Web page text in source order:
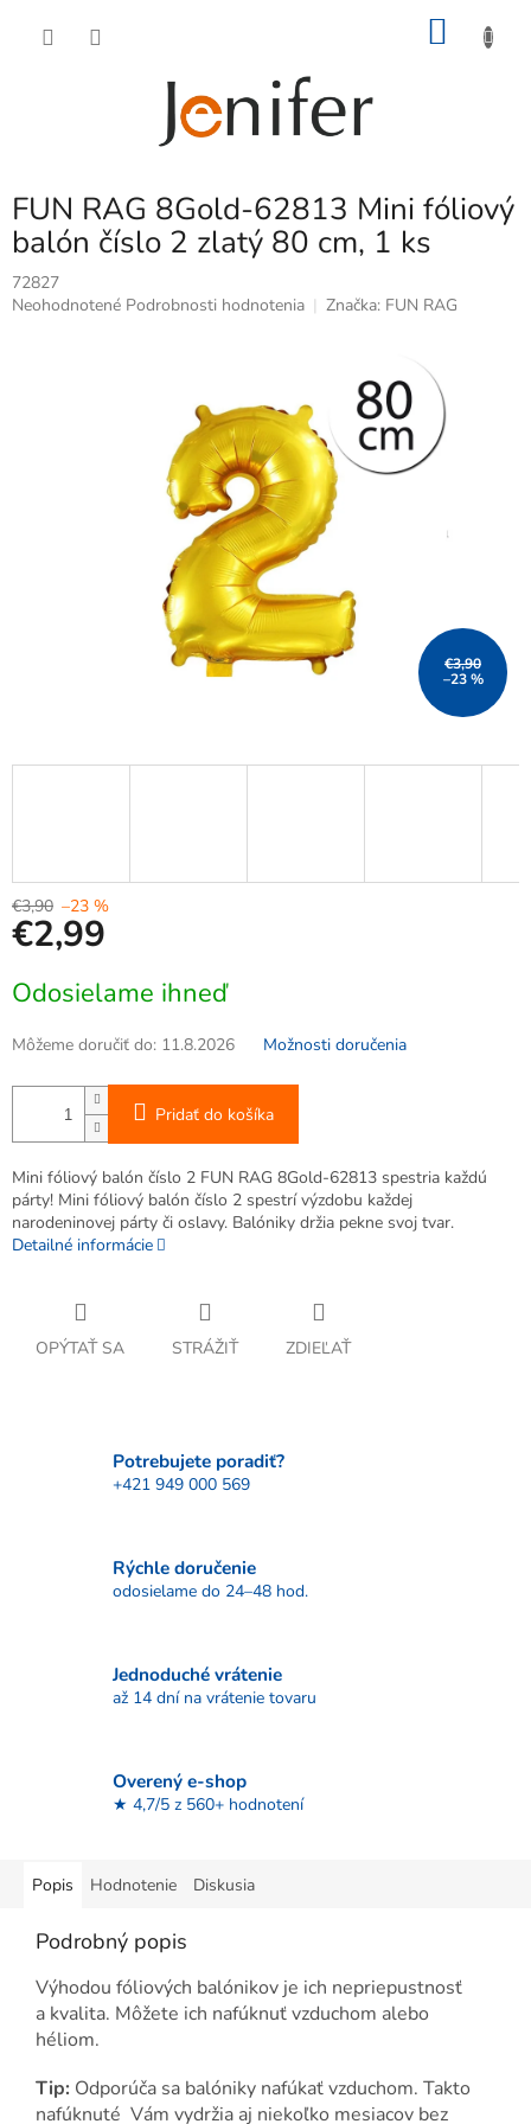
FUN RAG 8Gold-62813 Mini fóliový
balón číslo 2 zlatý 80 cm, 1 ks
72827
Priemerné
Neohodnotené Podrobnosti hodnotenia Značka: FUN RAG
€3,90
–23 %
€3,90 –23 %
€2,99
cena:
Odosielame ihneď
Môžeme doručiť do: 11.8.2026 Možnosti doručenia
Pridať do košíka
Mini fóliový balón číslo 2 FUN RAG 8Gold-62813 spestria každú
párty! Mini fóliový balón číslo 2 spestrí výzdobu každej
narodeninovej párty či oslavy. Balóniky držia pekne svoj tvar.
Detailné informácie
OPÝTAŤ SA STRÁŽIŤ ZDIEĽAŤ
Potrebujete poradiť?
+421 949 000 569
Rýchle doručenie
odosielame do 24–48 hod.
Jednoduché vrátenie
až 14 dní na vrátenie tovaru
Overený e-shop
★ 4,7/5 z 560+ hodnotení
Popis Hodnotenie Diskusia
Podrobný popis
Výhodou fóliových balónikov je ich nepriepustnosť
a kvalita. Môžete ich nafúknuť vzduchom alebo
héliom.
Tip: Odporúča sa balóniky nafúkať vzduchom. Takto
nafúknuté Vám vydržia aj niekoľko mesiacov bez